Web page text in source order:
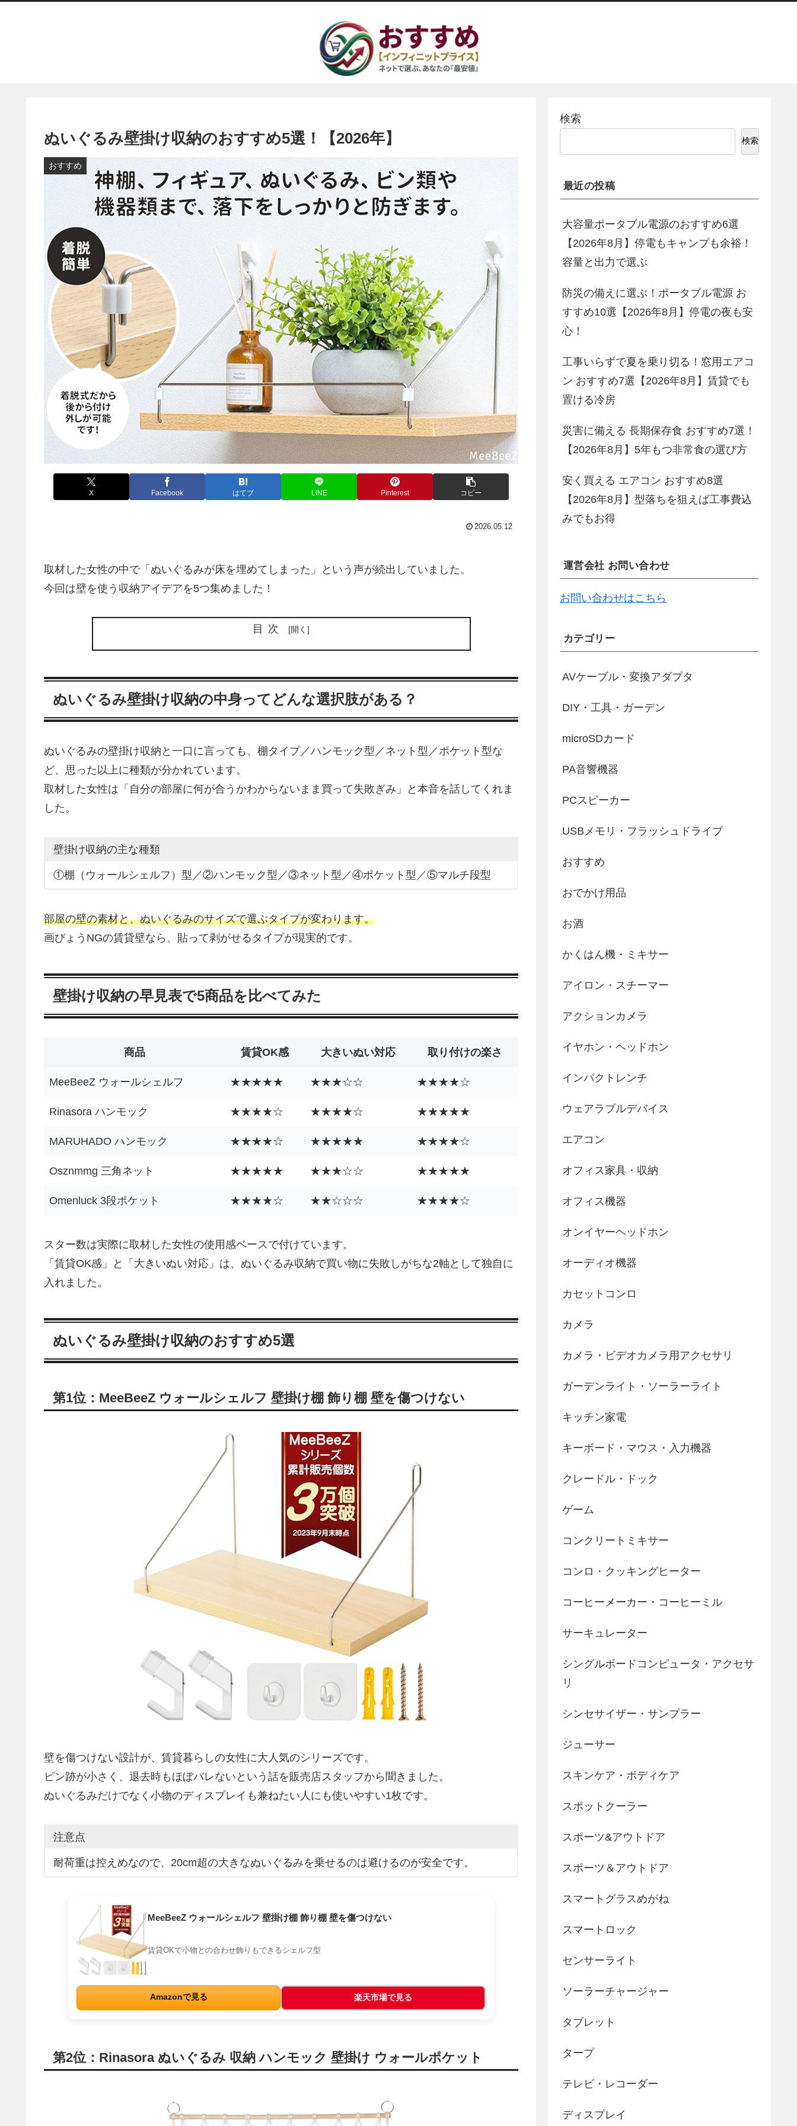
ぬいぐるみ壁掛け収納のおすすめ5選！【2026年】
おすすめ
X Facebook はてブ LINE Pinterest コピー
2026.05.12
取材した女性の中で「ぬいぐるみが床を埋めてしまった」という声が続出していました。
今回は壁を使う収納アイデアを5つ集めました！
目次
ぬいぐるみ壁掛け収納の中身ってどんな選択肢がある？
ぬいぐるみの壁掛け収納と一口に言っても、棚タイプ／ハンモック型／ネット型／ポケット型な
ど、思った以上に種類が分かれています。
取材した女性は「自分の部屋に何が合うかわからないまま買って失敗ぎみ」と本音を話してくれま
した。
壁掛け収納の主な種類
①棚（ウォールシェルフ）型／②ハンモック型／③ネット型／④ポケット型／⑤マルチ段型
部屋の壁の素材と、ぬいぐるみのサイズで選ぶタイプが変わります。
画びょうNGの賃貸壁なら、貼って剥がせるタイプが現実的です。
壁掛け収納の早見表で5商品を比べてみた
商品 賃貸OK感 大きいぬい対応 取り付けの楽さ
MeeBeeZ ウォールシェルフ ★★★★★ ★★★☆☆ ★★★★☆
Rinasora ハンモック ★★★★☆ ★★★★☆ ★★★★★
MARUHADO ハンモック ★★★★☆ ★★★★★ ★★★★☆
Osznmmg 三角ネット ★★★★★ ★★★☆☆ ★★★★★
Omenluck 3段ポケット ★★★★☆ ★★☆☆☆ ★★★★☆
スター数は実際に取材した女性の使用感ベースで付けています。
「賃貸OK感」と「大きいぬい対応」は、ぬいぐるみ収納で買い物に失敗しがちな2軸として独自に
入れました。
ぬいぐるみ壁掛け収納のおすすめ5選
第1位：MeeBeeZ ウォールシェルフ 壁掛け棚 飾り棚 壁を傷つけない
壁を傷つけない設計が、賃貸暮らしの女性に大人気のシリーズです。
ピン跡が小さく、退去時もほぼバレないという話を販売店スタッフから聞きました。
ぬいぐるみだけでなく小物のディスプレイも兼ねたい人にも使いやすい1枚です。
注意点
耐荷重は控えめなので、20cm超の大きなぬいぐるみを乗せるのは避けるのが安全です。
MeeBeeZ ウォールシェルフ 壁掛け棚 飾り棚 壁を傷つけない
賃貸OKで小物との合わせ飾りもできるシェルフ型
Amazonで見る 楽天市場で見る
第2位：Rinasora ぬいぐるみ 収納 ハンモック 壁掛け ウォールポケット
検索
検索
最近の投稿
大容量ポータブル電源のおすすめ6選
【2026年8月】停電もキャンプも余裕！
容量と出力で選ぶ
防災の備えに選ぶ！ポータブル電源 お
すすめ10選【2026年8月】停電の夜も安
心！
工事いらずで夏を乗り切る！窓用エアコ
ン おすすめ7選【2026年8月】賃貸でも
置ける冷房
災害に備える 長期保存食 おすすめ7選！
【2026年8月】5年もつ非常食の選び方
安く買える エアコン おすすめ8選
【2026年8月】型落ちを狙えば工事費込
みでもお得
運営会社 お問い合わせ
お問い合わせはこちら
カテゴリー
AVケーブル・変換アダプタ
DIY・工具・ガーデン
microSDカード
PA音響機器
PCスピーカー
USBメモリ・フラッシュドライブ
おすすめ
おでかけ用品
お酒
かくはん機・ミキサー
アイロン・スチーマー
アクションカメラ
イヤホン・ヘッドホン
インパクトレンチ
ウェアラブルデバイス
エアコン
オフィス家具・収納
オフィス機器
オンイヤーヘッドホン
オーディオ機器
カセットコンロ
カメラ
カメラ・ビデオカメラ用アクセサリ
ガーデンライト・ソーラーライト
キッチン家電
キーボード・マウス・入力機器
クレードル・ドック
ゲーム
コンクリートミキサー
コンロ・クッキングヒーター
コーヒーメーカー・コーヒーミル
サーキュレーター
シングルボードコンピュータ・アクセサ
リ
シンセサイザー・サンプラー
ジューサー
スキンケア・ボディケア
スポットクーラー
スポーツ&アウトドア
スポーツ＆アウトドア
スマートグラスめがね
スマートロック
センサーライト
ソーラーチャージャー
タブレット
タープ
テレビ・レコーダー
ディスプレイ